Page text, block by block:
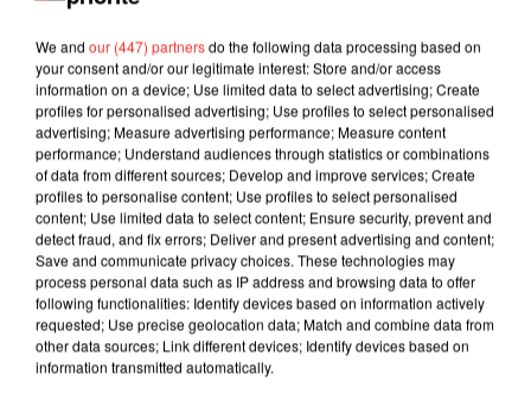
LES INTERVIEWS CHANTE
We and our (447) partnersdo the following data processing based on
your consent and/or our legitimate interest: Store and/or access
information on a device; Use limited data to select advertising; Create
profiles for personalised advertising; Use profiles to select personalised
advertising; Measure advertising performance; Measure content
performance; Understand audiences through statistics or combinations
of data from different sources; Develop and improve services; Create
profiles to personalise content; Use profiles to select personalised
content; Use limited data to select content; Ensure security, prevent and
detect fraud, and fix errors; Deliver and present advertising and content;
Save and communicate privacy choices. These technologies may
process personal data such as IP address and browsing data to offer
following functionalities: Identify devices based on information actively
requested; Use precise geolocation data; Match and combine data from
other data sources; Link different devices; Identify devices based on
information transmitted automatically.